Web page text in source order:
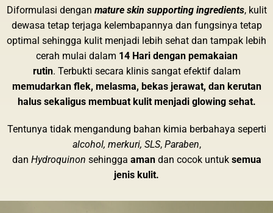
Diformulasi dengan mature skin supporting ingredients, kulit
dewasa tetap terjaga kelembapannya dan fungsinya tetap
optimal sehingga kulit menjadi lebih sehat dan tampak lebih
cerah mulai dalam 14 Hari dengan pemakaian
rutin. Terbukti secara klinis sangat efektif dalam
memudarkan flek, melasma, bekas jerawat, dan kerutan
halus sekaligus membuat kulit menjadi glowing sehat.
Tentunya tidak mengandung bahan kimia berbahaya seperti
alcohol, merkuri, SLS, Paraben,
dan Hydroquinon sehingga amandan cocok untuk semua
jenis kulit.